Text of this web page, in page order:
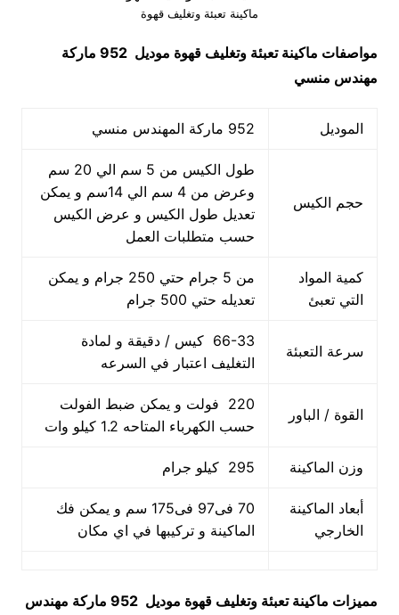
ماكينة تعبئة وتغليف قهوة
مواصفات ماكينة تعبئة وتغليف قهوة
موديل 952 ماركة
مهندس منسي
الموديل 952 ماركة المهندس منسي
حجم الكيس
طول الكيس من 5 سم الي 20 سم
وعرض من 4 سم الي 14سم و يمكن
تعديل طول الكيس و عرض الكيس
حسب متطلبات العمل
كمية المواد
التي تعبئ
من 5 جرام حتي 250 جرام و يمكن
تعديله حتي 500 جرام
سرعة التعبئة
66-33 كيس / دقيقة و لمادة
التغليف اعتبار في السرعه
القوة / الباور
220 فولت و يمكن ضبط الفولت
حسب الكهرباء المتاحه 1.2 كيلو وات
وزن الماكينة 295 كيلو جرام
أبعاد الماكينة
الخارجي
70 فى97 فى175 سم و يمكن فك
الماكينة و تركيبها في اي مكان
مميزات ماكينة تعبئة وتغليف قهوة
موديل 952 ماركة مهندس